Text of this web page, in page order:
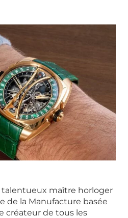
talentueux maître horloger
de la Manufacture basée
créateur de tous les